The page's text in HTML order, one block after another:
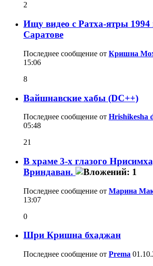
2
Ищу видео с Ратха-ятры 1994
Саратове
Последнее сообщение от Кришна
15:06
8
Вайшнавские хабы (DC++)
Последнее сообщение от Hrishikesha
05:48
21
В храме 3-х глазого
Вриндаван.
Последнее сообщение от Марина
13:07
0
Шри Кришна бхаджан
Последнее сообщение от Prema